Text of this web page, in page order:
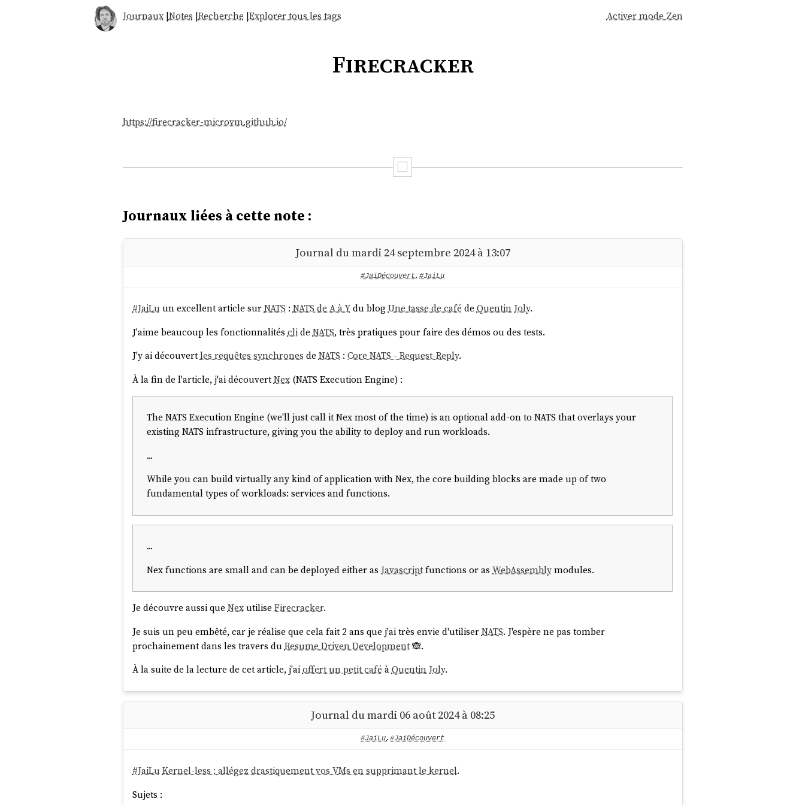
Journaux|Notes |Recherche |Explorer tous les tags Activer mode Zen
Firecracker
https://firecracker-microvm.github.io/
Journaux liées à cette note :
Journal du mardi 24 septembre 2024 à 13:07
#JaiDécouvert, #JaiLu
#JaiLu un excellent article surNATS : NATS de A à Ydu blogUne tasse de café de Quentin Joly.
J'aime beaucoup les fonctionnalités clide NATS, très pratiques pour faire des démos ou des tests.
J'y ai découvertles requêtes synchrones de NATS : Core NATS - Request-Reply.
À la fin de l'article, j'ai découvertNex(NATS Execution Engine) :
The NATS Execution Engine (we'll just call it Nex most of the time) is an optional add-on to NATS that overlays your
existing NATS infrastructure, giving you the ability to deploy and run workloads.
...
While you can build virtually any kind of application with Nex, the core building blocks are made up of two
fundamental types of workloads: services and functions.
...
Nex functions are small and can be deployed either as Javascriptfunctions or asWebAssemblymodules.
Je découvre aussi queNexutiliseFirecracker.
Je suis un peu embêté, car je réalise que cela fait 2 ans que j'ai très envie d'utiliserNATS. J'espère ne pas tomber
prochainement dans les travers du Resume Driven Development🙈.
À la suite de la lecture de cet article, j'aioffert un petit café àQuentin Joly.
Journal du mardi 06 août 2024 à 08:25
#JaiLu, #JaiDécouvert
#JaiLu Kernel-less : allégez drastiquement vos VMs en supprimant le kernel.
Sujets :